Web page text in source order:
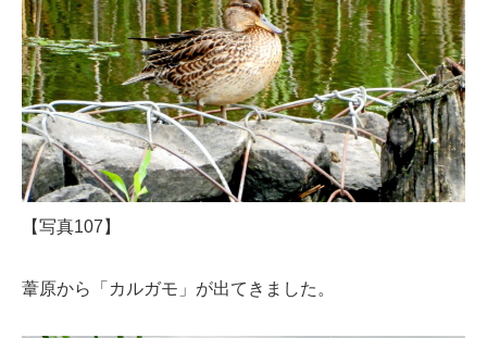
【写真107】
葦原から「カルガモ」が出てきました。